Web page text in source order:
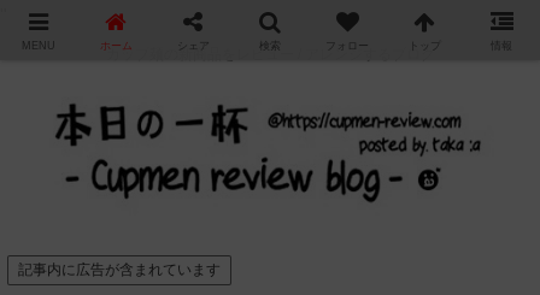
カップ麺の新商品をレビュー / アレンジするブログ
記事内に広告が含まれています
MENU ホーム シェア 検索 フォロー トップ 情報